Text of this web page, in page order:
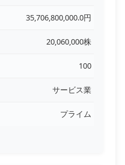
35,706,800,000.0円
20,060,000株
100
サービス業
プライム